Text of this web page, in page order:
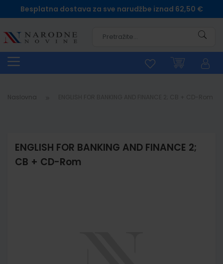
Besplatna dostava za sve narudžbe iznad 62,50 €
Naslovna
ENGLISH FOR BANKING AND FINANCE 2;
CB + CD-Rom